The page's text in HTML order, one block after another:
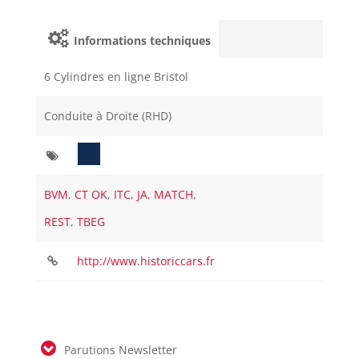
Informations techniques
6 Cylindres en ligne Bristol
Conduite à Droite (RHD)
BVM,CT OK, ITC, JA, MATCH,
REST,TBEG
http://www.historiccars.fr
Parutions Newsletter